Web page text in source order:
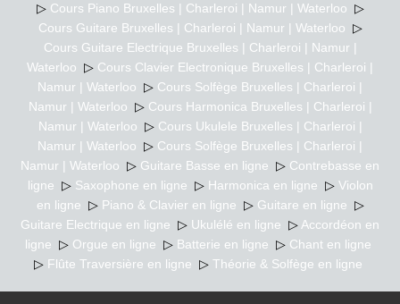
▷ Cours Piano Bruxelles | Charleroi | Namur | Waterloo ▷
Cours Guitare Bruxelles | Charleroi | Namur | Waterloo ▷
Cours Guitare Electrique Bruxelles | Charleroi | Namur |
Waterloo ▷ Cours Clavier Electronique Bruxelles | Charleroi |
Namur | Waterloo ▷ Cours Solfège Bruxelles | Charleroi |
Namur | Waterloo ▷ Cours Harmonica Bruxelles | Charleroi |
Namur | Waterloo ▷ Cours Ukulele Bruxelles | Charleroi |
Namur | Waterloo ▷ Cours Solfège Bruxelles | Charleroi |
Namur | Waterloo ▷ Guitare Basse en ligne ▷ Contrebasse en
ligne ▷ Saxophone en ligne ▷ Harmonica en ligne ▷ Violon
en ligne ▷ Piano & Clavier en ligne ▷ Guitare en ligne ▷
Guitare Electrique en ligne ▷ Ukulélé en ligne ▷ Accordéon en
ligne ▷ Orgue en ligne ▷ Batterie en ligne ▷ Chant en ligne
▷ Flûte Traversière en ligne ▷ Théorie & Solfège en ligne